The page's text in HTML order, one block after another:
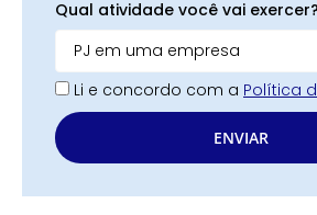
Qual atividade você vai exercer?
Li e concordo com a Política
ENVIAR